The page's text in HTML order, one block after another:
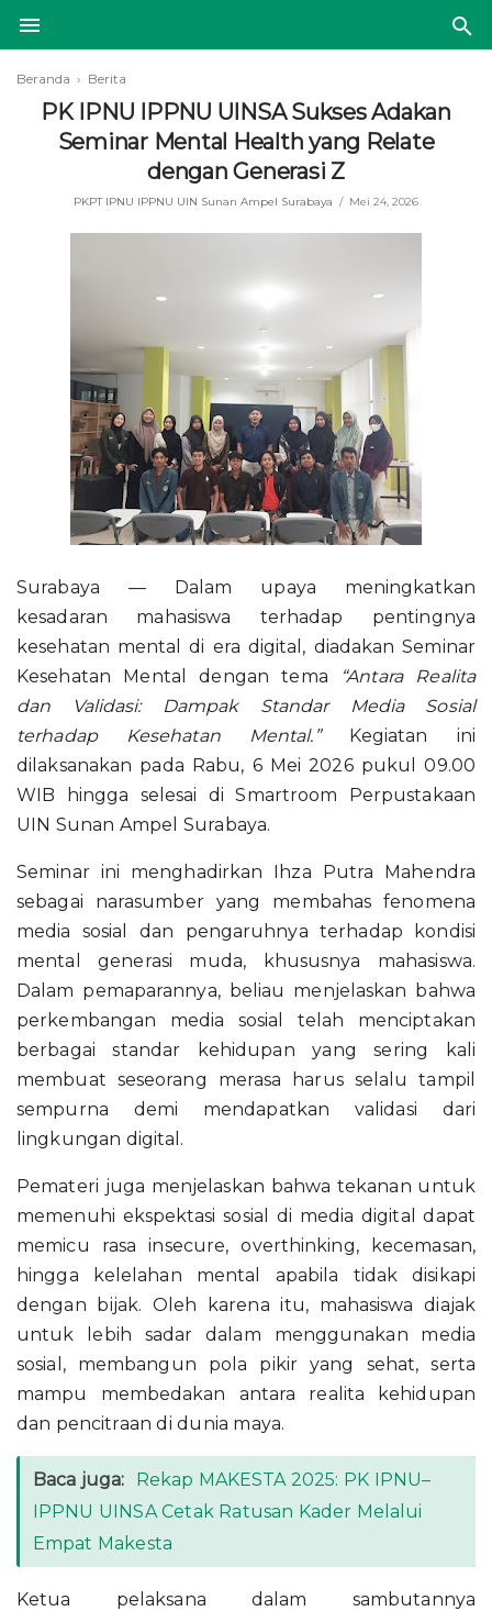
Beranda › Berita
PK IPNU IPPNU UINSA Sukses Adakan
Seminar Mental Health yang Relate
dengan Generasi Z
PKPT IPNU IPPNU UIN Sunan Ampel Surabaya Mei 24, 2026
Surabaya — Dalam upaya meningkatkan
kesadaran mahasiswa terhadap pentingnya
kesehatan mental di era digital, diadakan Seminar
Kesehatan Mental dengan tema
“Antara Realita
dan Validasi: Dampak Standar Media Sosial
terhadap Kesehatan Mental.”Kegiatan ini
dilaksanakan pada Rabu, 6 Mei 2026 pukul 09.00
WIB hingga selesai di Smartroom Perpustakaan
UIN Sunan Ampel Surabaya.
Seminar ini menghadirkan Ihza Putra Mahendra
sebagai narasumber yang membahas fenomena
media sosial dan pengaruhnya terhadap kondisi
mental generasi muda, khususnya mahasiswa.
Dalam pemaparannya, beliau menjelaskan bahwa
perkembangan media sosial telah menciptakan
berbagai standar kehidupan yang sering kali
membuat seseorang merasa harus selalu tampil
sempurna demi mendapatkan validasi dari
lingkungan digital.
Pemateri juga menjelaskan bahwa tekanan untuk
memenuhi ekspektasi sosial di media digital dapat
memicu rasa insecure, overthinking, kecemasan,
hingga kelelahan mental apabila tidak disikapi
dengan bijak. Oleh karena itu, mahasiswa diajak
untuk lebih sadar dalam menggunakan media
sosial, membangun pola pikir yang sehat, serta
mampu membedakan antara realita kehidupan
dan pencitraan di dunia maya.
Baca juga:
Rekap MAKESTA 2025: PK IPNU–
IPPNU UINSA Cetak Ratusan Kader Melalui
Empat Makesta
Ketua pelaksana dalam sambutannya